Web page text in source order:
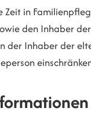
Zeit in
den Inhaber
der Inhaber der